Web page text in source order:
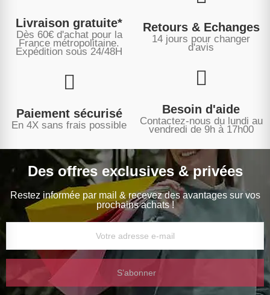
Livraison gratuite*
Dès 60€ d'achat pour la
France métropolitaine.
Expédition sous 24/48H
Retours & Echanges
14 jours pour changer
d'avis
Paiement sécurisé
En 4X sans frais possible
Besoin d'aide
Contactez-nous du lundi au
vendredi de 9h à 17h00
Des offres exclusives & privées
Restez informée par mail & recevez des avantages sur vos
prochains achats !
S’abonner